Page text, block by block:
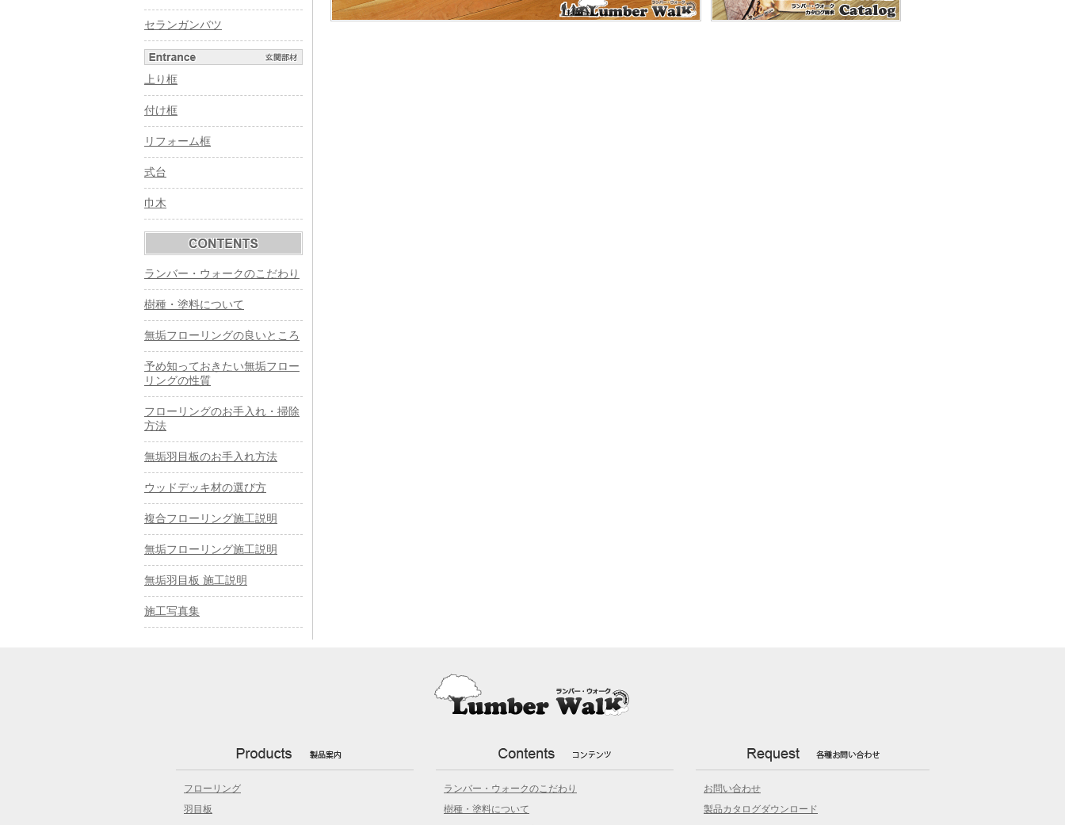
セランガンバツ
上り框
付け框
リフォーム框
式台
巾木
ランバー・ウォークのこだわり
樹種・塗料について
無垢フローリングの良いところ
予め知っておきたい無垢フロー
リングの性質
フローリングのお手入れ・掃除
方法
無垢羽目板のお手入れ方法
ウッドデッキ材の選び方
複合フローリング施工説明
無垢フローリング施工説明
無垢羽目板 施工説明
施工写真集
フローリング
羽目板
ランバー・ウォークのこだわり
樹種・塗料について
お問い合わせ
製品カタログダウンロード